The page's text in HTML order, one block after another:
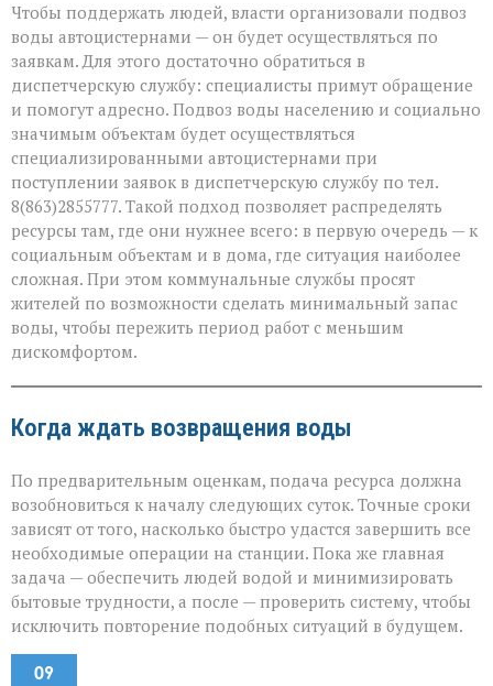
Чтобы поддержать людей, власти организовали подвоз
воды автоцистернами — он будет осуществляться по
заявкам. Для этого достаточно обратиться в
диспетчерскую службу: специалисты примут обращение
и помогут адресно. Подвоз воды населению и социально
значимым объектам будет осуществляться
специализированными автоцистернами при
поступлении заявок в диспетчерскую службу по тел.
8(863)2855777. Такой подход позволяет распределять
ресурсы там, где они нужнее всего: в первую очередь — к
социальным объектам и в дома, где ситуация наиболее
сложная. При этом коммунальные службы просят
жителей по возможности сделать минимальный запас
воды, чтобы пережить период работ с меньшим
дискомфортом.
Когда ждать возвращения воды
По предварительным оценкам, подача ресурса должна
возобновиться к началу следующих суток. Точные сроки
зависят от того, насколько быстро удастся завершить все
необходимые операции на станции. Пока же главная
задача — обеспечить людей водой и минимизировать
бытовые трудности, а после — проверить систему, чтобы
исключить повторение подобных ситуаций в будущем.
09